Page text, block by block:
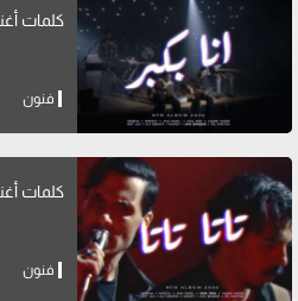
كلمات أغنية "انا بكبر" لــ
فنون
كلمات
فنون